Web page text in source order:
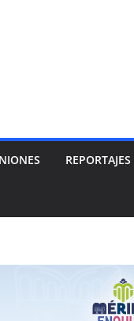
REPORTAJES